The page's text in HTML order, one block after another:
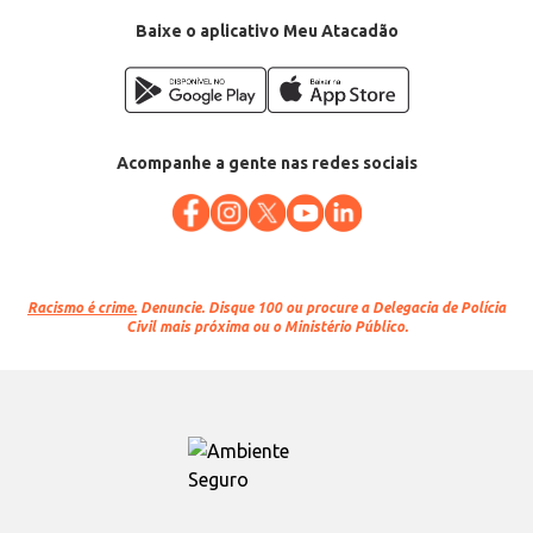
Baixe o aplicativo Meu Atacadão
Acompanhe a gente nas redes sociais
Racismo é crime. Denuncie. Disque 100 ou procure a Delegacia de Polícia
Civil mais próxima ou o Ministério Público.